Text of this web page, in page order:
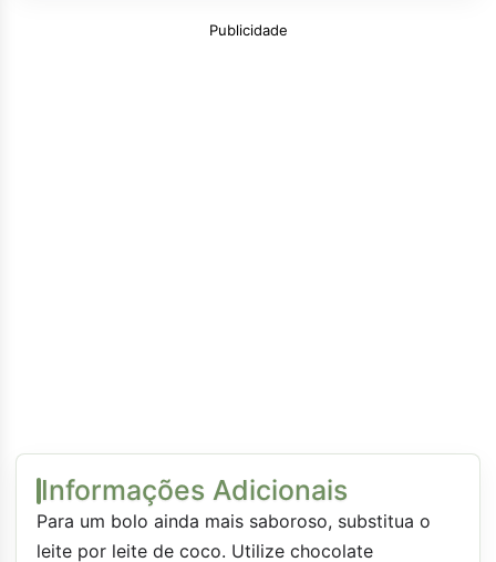
Publicidade
Informações Adicionais
Para um bolo ainda mais saboroso, substitua o
leite por leite de coco. Utilize chocolate